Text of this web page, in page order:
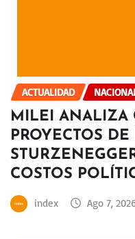
ACTUALIDAD
MILEI ANALIZA
PROYECTOS
COSTOS
index Ago 7,